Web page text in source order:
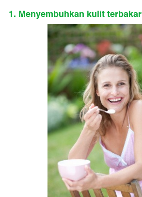
1. Menyembuhkan kulit terbakar